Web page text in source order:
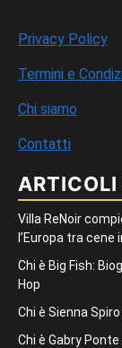
Privacy Policy
Termini e
Chi siamo
Contatti
ARTICOLI
Villa ReNoir
l’Europa tra
Chi è Big Fish:
Hop
Chi è Sienna Spiro
Chi è Gabry Ponte